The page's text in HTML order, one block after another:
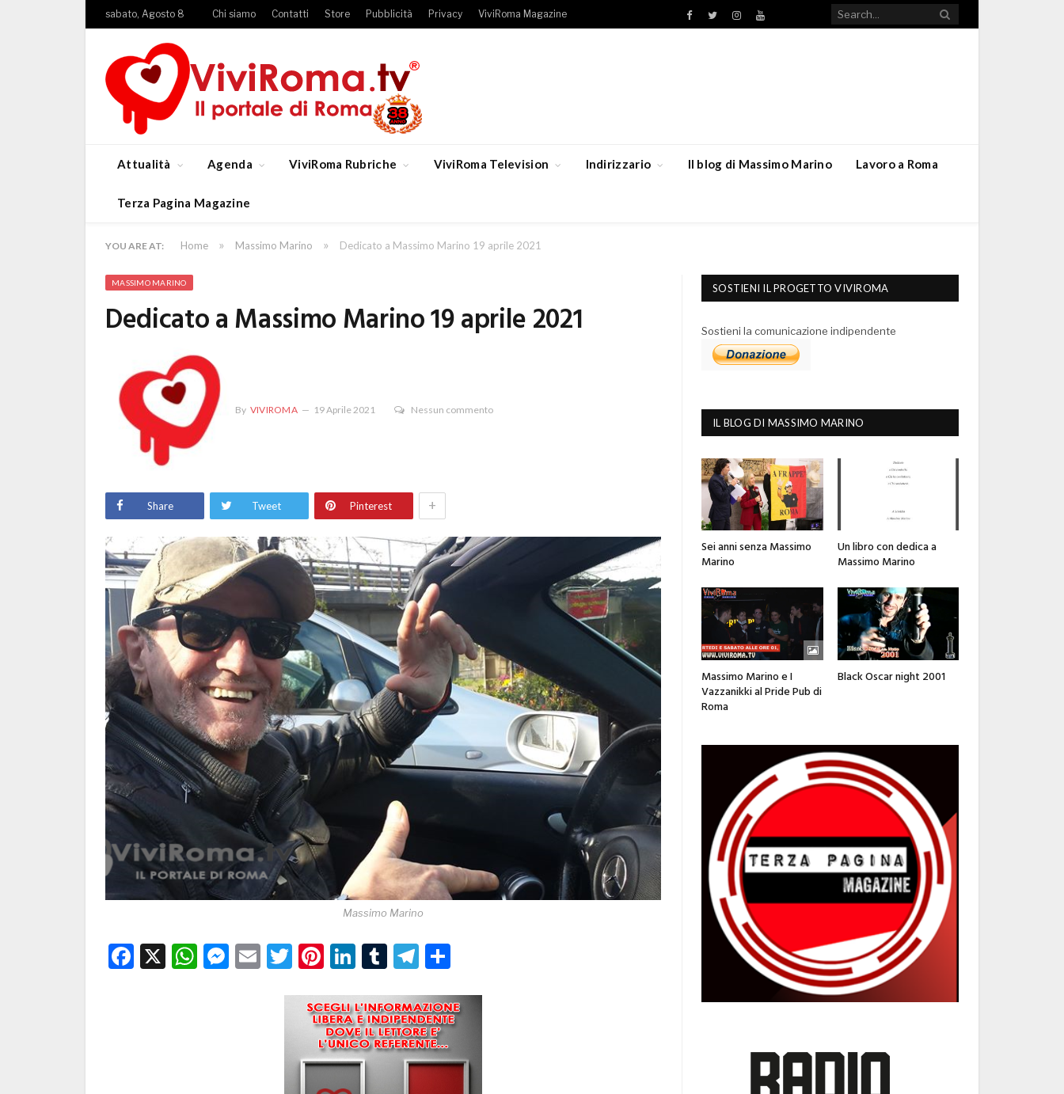
sabato, Agosto 8 Chi siamo Contatti Store Pubblicità Privacy ViviRoma Magazine Facebook
TwitterInstagramYouTube
Attualità Agenda ViviRoma Rubriche ViviRoma Television Indirizzario Il blog di Massimo Marino Lavoro a Roma
Terza Pagina Magazine
YOU ARE AT: Home » Massimo Marino » Dedicato a Massimo Marino 19 aprile 2021
MASSIMO MARINO
Dedicato a Massimo Marino 19 aprile 2021
By VIVIROMA 19 Aprile 2021 Nessun commento
Share Tweet Pinterest +
Massimo Marino
Facebook
X WhatsApp
Messenger
EmailTwitter
Pinterest
LinkedIn
TumblrTelegram
SOSTIENI IL PROGETTO VIVIROMA
Sostieni la comunicazione indipendente
IL BLOG DI MASSIMO MARINO
Sei anni senza Massimo
Marino
Un libro con dedica a
Massimo Marino
Massimo Marino e I
Vazzanikki al Pride Pub di
Roma
Black Oscar night 2001